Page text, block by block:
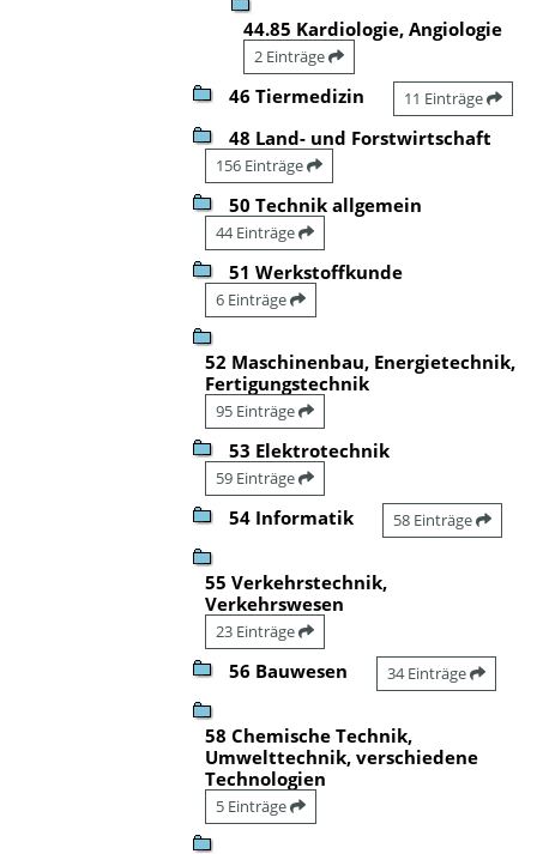
44.85 Kardiologie, Angiologie
2 Einträge
46 Tiermedizin 11 Einträge
48 Land- und Forstwirtschaft
156 Einträge
50 Technik allgemein
44 Einträge
51 Werkstoffkunde
6 Einträge
52 Maschinenbau, Energietechnik,
Fertigungstechnik
95 Einträge
53 Elektrotechnik
59 Einträge
54 Informatik 58 Einträge
55 Verkehrstechnik,
Verkehrswesen
23 Einträge
56 Bauwesen 34 Einträge
58 Chemische Technik,
Umwelttechnik, verschiedene
Technologien
5 Einträge